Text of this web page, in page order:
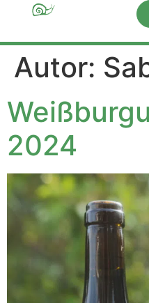
Autor:
2024